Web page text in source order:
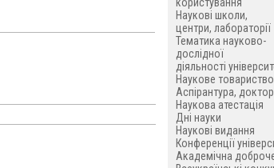
Наукові школи,
центри, лабораторії
Тематика науково-
дослідної
діяльності
Наукове товариство
Аспірантура,
Наукова атестація
Дні науки
Наукові видання
Конференції
Академічна